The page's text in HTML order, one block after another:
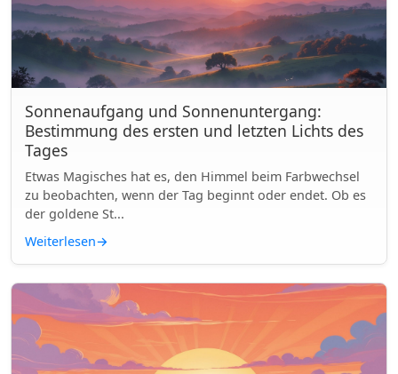
Sonnenaufgang und Sonnenuntergang:
Bestimmung des ersten und letzten Lichts des
Tages
Etwas Magisches hat es, den Himmel beim Farbwechsel
zu beobachten, wenn der Tag beginnt oder endet. Ob es
der goldene St...
Weiterlesen→